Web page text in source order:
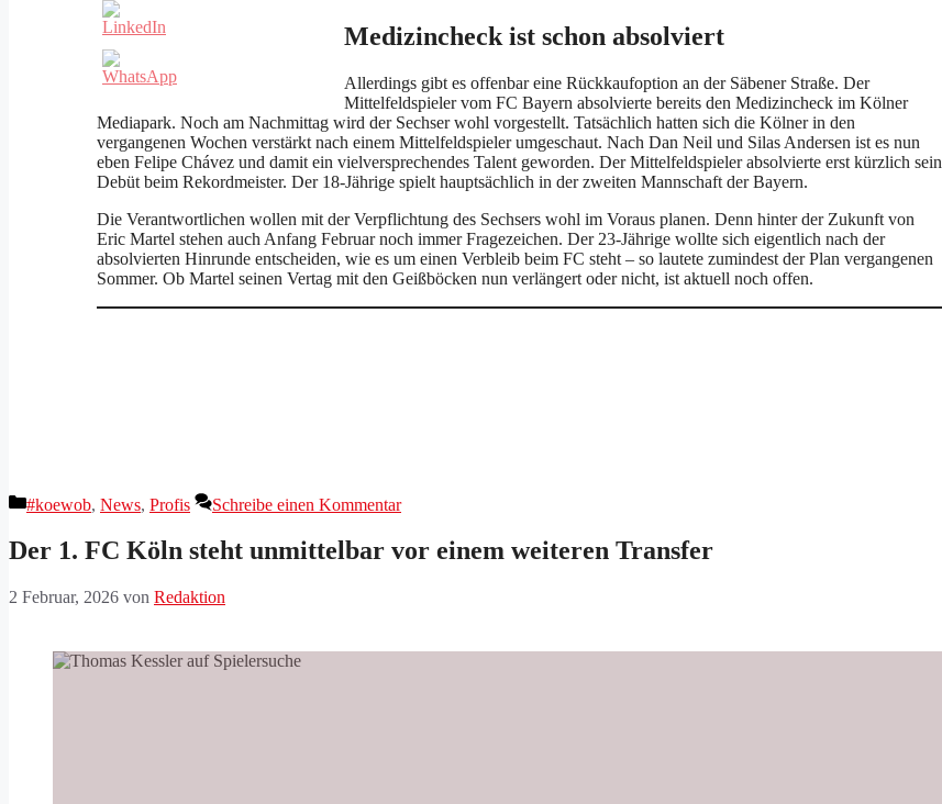
Medizincheck ist schon absolviert
Allerdings gibt es offenbar eine Rückkaufoption an der Säbener Straße. Der
Mittelfeldspieler vom FC Bayern absolvierte bereits den Medizincheck im Kölner
Mediapark. Noch am Nachmittag wird der Sechser wohl vorgestellt. Tatsächlich hatten sich die Kölner in den
vergangenen Wochen verstärkt nach einem Mittelfeldspieler umgeschaut. Nach Dan Neil und Silas Andersen ist es nun
eben Felipe Chávez und damit ein vielversprechendes Talent geworden. Der Mittelfeldspieler absolvierte erst kürzlich sein
Debüt beim Rekordmeister. Der 18-Jährige spielt hauptsächlich in der zweiten Mannschaft der Bayern.
Die Verantwortlichen wollen mit der Verpflichtung des Sechsers wohl im Voraus planen. Denn hinter der Zukunft von
Eric Martel stehen auch Anfang Februar noch immer Fragezeichen. Der 23-Jährige wollte sich eigentlich nach der
absolvierten Hinrunde entscheiden, wie es um einen Verbleib beim FC steht – so lautete zumindest der Plan vergangenen
Sommer. Ob Martel seinen Vertag mit den Geißböcken nun verlängert oder nicht, ist aktuell noch offen.
Kategorien
#koewob, News, Profis Schreibe einen Kommentar
Der 1. FC Köln steht unmittelbar vor einem weiteren Transfer
2 Februar, 2026 von Redaktion